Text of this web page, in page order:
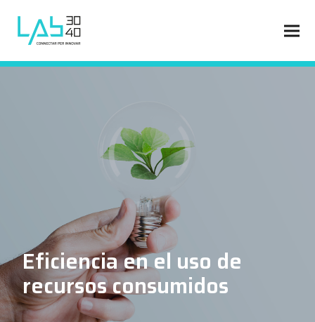
Eficiencia en el uso de
recursos consumidos